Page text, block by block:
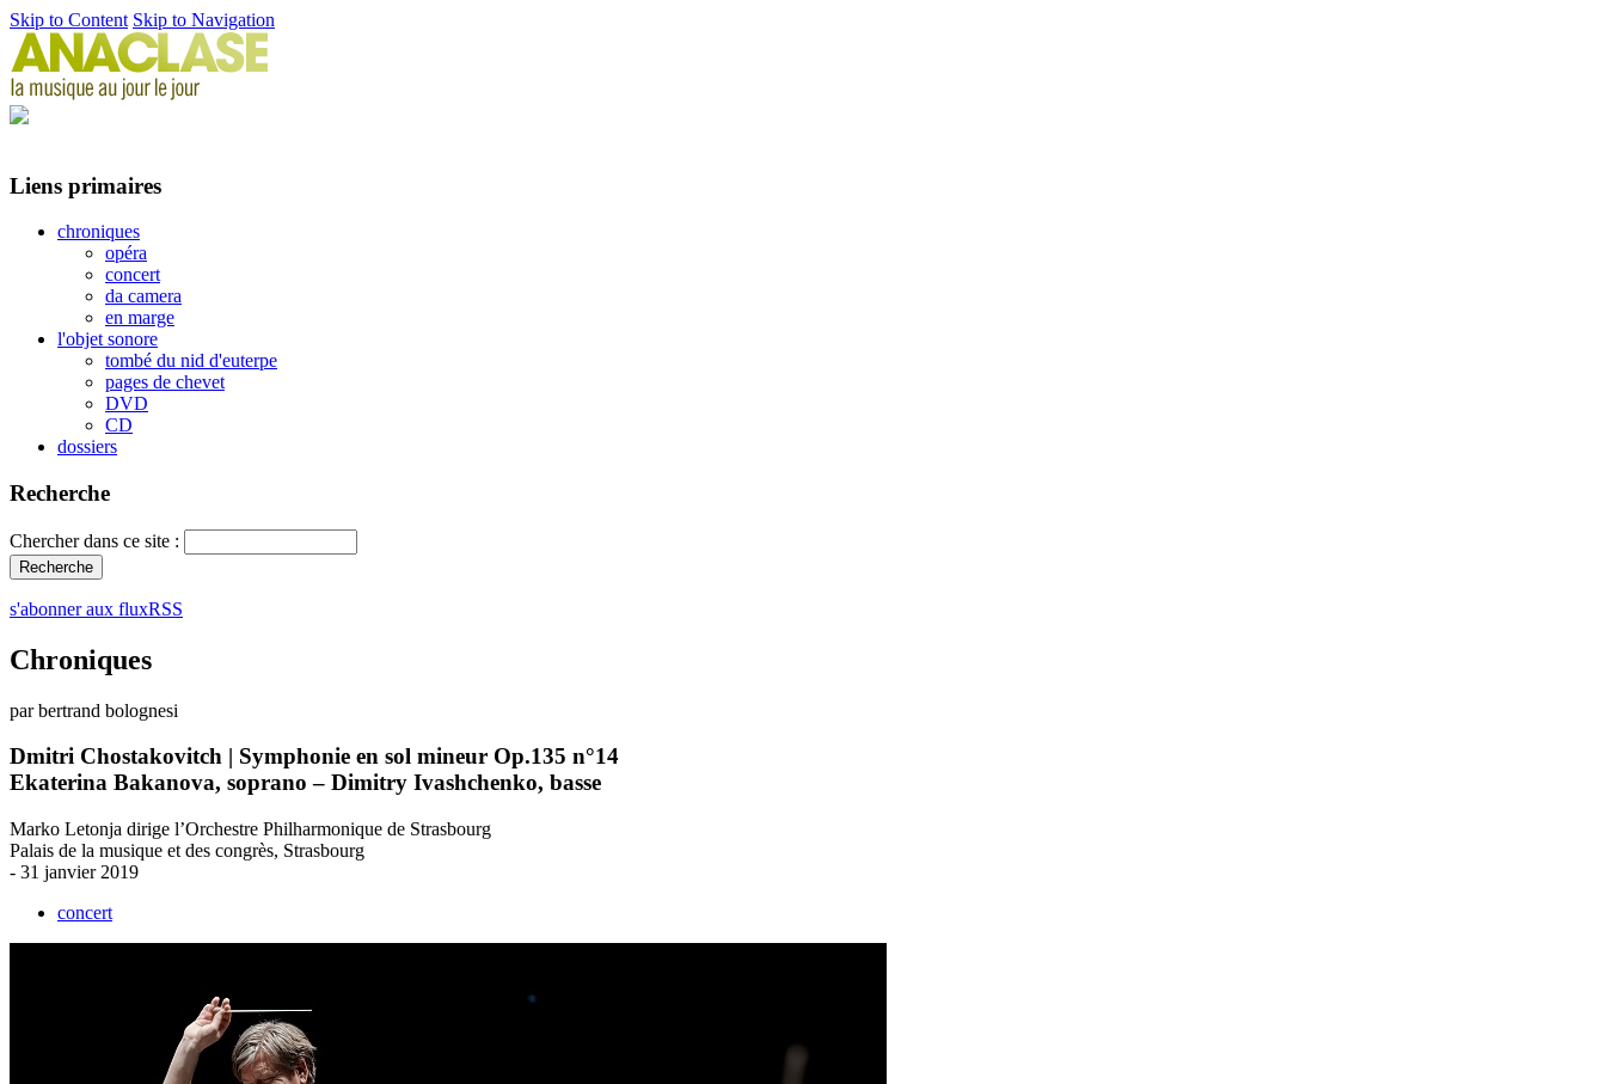
Skip to Content Skip to Navigation
Liens primaires
chroniques
opéra
concert
da camera
en marge
l'objet sonore
tombé du nid d'euterpe
pages de chevet
DVD
CD
dossiers
Recherche
Chercher dans ce site :
s'abonner aux fluxRSS
Chroniques
par bertrand bolognesi
Dmitri Chostakovitch | Symphonie en sol mineur Op.135 n°14
Ekaterina Bakanova, soprano – Dimitry Ivashchenko, basse
Marko Letonja dirige l’Orchestre Philharmonique de Strasbourg
Palais de la musique et des congrès, Strasbourg
- 31 janvier 2019
concert